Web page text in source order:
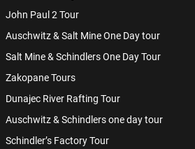
John Paul 2 Tour
Auschwitz & Salt Mine One Day tour
Salt Mine & Schindlers One Day Tour
Zakopane Tours
Dunajec River Rafting Tour
Auschwitz & Schindlers one day tour
Schindler’s Factory Tour